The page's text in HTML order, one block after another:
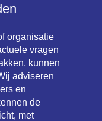
organisatie
vragen
kunnen
adviseren
en
de
met